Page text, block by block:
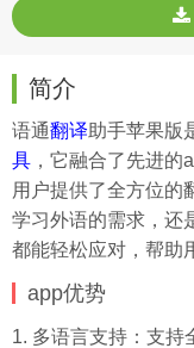
简介
语通翻译助手苹果版
具 ，它融合了先进
用户提供了全方位的
学习外语的需求，还
都能轻松应对，帮助
app优势
1. 多语言支持：支持